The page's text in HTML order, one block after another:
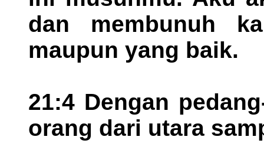
dan membunuh
maupun yang baik.
21:4 Dengan
orang dari utara